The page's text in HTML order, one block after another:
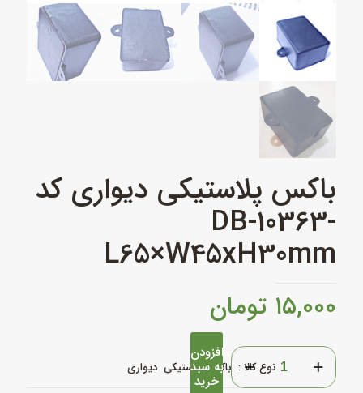
باکس پلاستیکی دیواری کد
DB-10363-
L65×W45xH30mm
۱۵,۰۰۰ تومان
نوع کالا : باکس پلاستیکی دیواری
باکس
پلاستیکی
دیواری
افزودن
به سبد
خرید